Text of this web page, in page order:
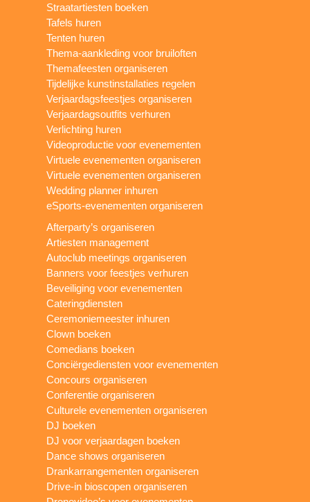
Straatartiesten boeken
Tafels huren
Tenten huren
Thema-aankleding voor bruiloften
Themafeesten organiseren
Tijdelijke kunstinstallaties regelen
Verjaardagsfeestjes organiseren
Verjaardagsoutfits verhuren
Verlichting huren
Videoproductie voor evenementen
Virtuele evenementen organiseren
Virtuele evenementen organiseren
Wedding planner inhuren
eSports-evenementen organiseren
Afterparty’s organiseren
Artiesten management
Autoclub meetings organiseren
Banners voor feestjes verhuren
Beveiliging voor evenementen
Cateringdiensten
Ceremoniemeester inhuren
Clown boeken
Comedians boeken
Conciërgediensten voor evenementen
Concours organiseren
Conferentie organiseren
Culturele evenementen organiseren
DJ boeken
DJ voor verjaardagen boeken
Dance shows organiseren
Drankarrangementen organiseren
Drive-in bioscopen organiseren